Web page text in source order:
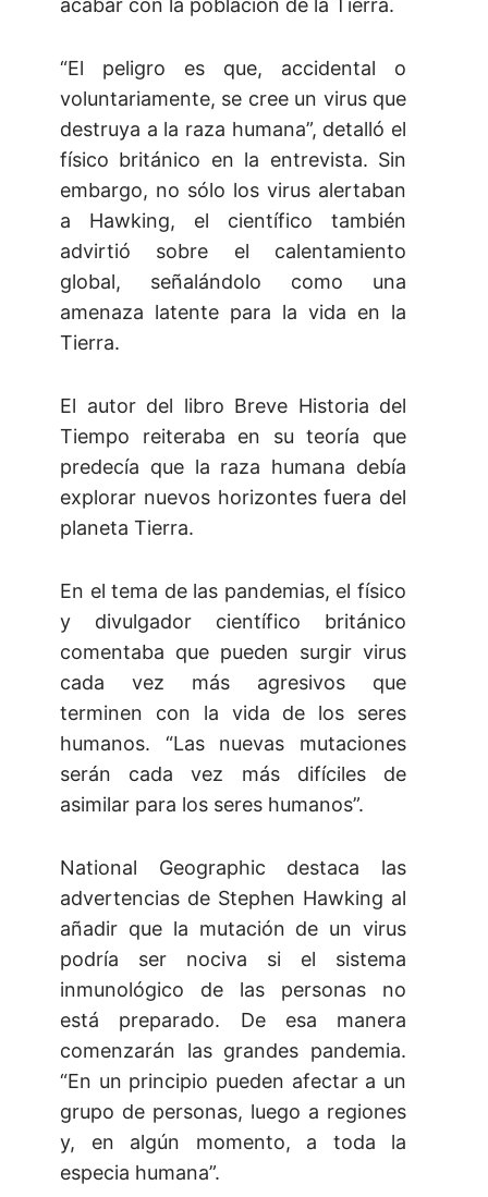
acabar con la población de la Tierra.
“El peligro es que, accidental o
voluntariamente, se cree un virus que
destruya a la raza humana”, detalló el
físico británico en la entrevista. Sin
embargo, no sólo los virus alertaban
a Hawking, el científico también
advirtió sobre el calentamiento
global, señalándolo como una
amenaza latente para la vida en la
Tierra.
El autor del libro Breve Historia del
Tiempo reiteraba en su teoría que
predecía que la raza humana debía
explorar nuevos horizontes fuera del
planeta Tierra.
En el tema de las pandemias, el físico
y divulgador científico británico
comentaba que pueden surgir virus
cada vez más agresivos que
terminen con la vida de los seres
humanos. “Las nuevas mutaciones
serán cada vez más difíciles de
asimilar para los seres humanos”.
National Geographic destaca las
advertencias de Stephen Hawking al
añadir que la mutación de un virus
podría ser nociva si el sistema
inmunológico de las personas no
está preparado. De esa manera
comenzarán las grandes pandemia.
“En un principio pueden afectar a un
grupo de personas, luego a regiones
y, en algún momento, a toda la
especia humana”.